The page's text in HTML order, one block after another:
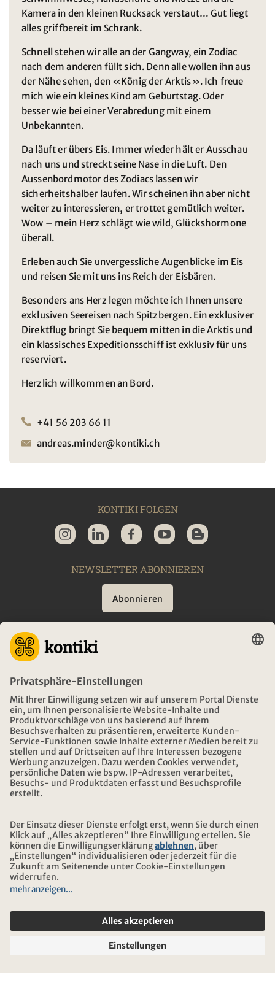
Kamera in den kleinen Rucksack verstaut… Gut liegt
alles griffbereit im Schrank.
Schnell stehen wir alle an der Gangway, ein Zodiac
nach dem anderen füllt sich. Denn alle wollen ihn aus
der Nähe sehen, den «König der Arktis». Ich freue
mich wie ein kleines Kind am Geburtstag. Oder
besser wie bei einer Verabredung mit einem
Unbekannten.
Da läuft er übers Eis. Immer wieder hält er Ausschau
nach uns und streckt seine Nase in die Luft. Den
Aussenbordmotor des Zodiacs lassen wir
sicherheitshalber laufen. Wir scheinen ihn aber nicht
weiter zu interessieren, er trottet gemütlich weiter.
Wow – mein Herz schlägt wie wild, Glückshormone
überall.
Erleben auch Sie unvergessliche Augenblicke im Eis
und reisen Sie mit uns ins Reich der Eisbären.
Besonders ans Herz legen möchte ich Ihnen unsere
exklusiven Seereisen nach Spitzbergen. Ein exklusiver
Direktflug bringt Sie bequem mitten in die Arktis und
ein klassisches Expeditionsschiff ist exklusiv für uns
reserviert.
Herzlich willkommen an Bord.
+41 56 203 66 11
andreas.minder@kontiki.ch
KONTIKI FOLGEN
NEWSLETTER ABONNIEREN
Abonnieren
BERATUNG
NOTFALL AUF REISEN
ÖFFNUNGSZEITEN KONTIKI REISEN
DOWNLOAD UND LINKS
ADRESSE
ÜBER KONTIKI
UNSERE PARTNER
Reise-und Versicherungsbedingungen
Cookie-Einstellungen